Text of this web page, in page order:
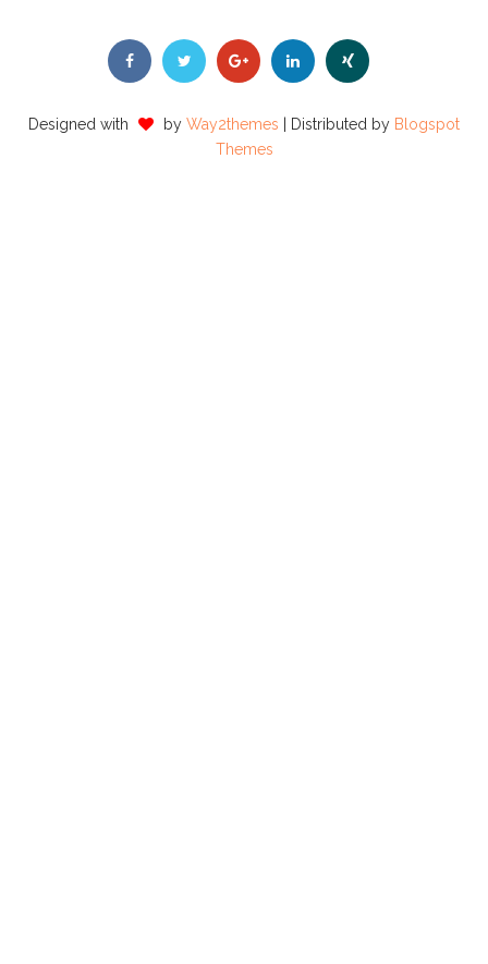
Designed with by Way2themes | Distributed by Blogspot
Themes